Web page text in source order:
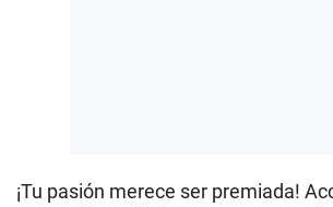
¡Tu pasión merece ser premiada!